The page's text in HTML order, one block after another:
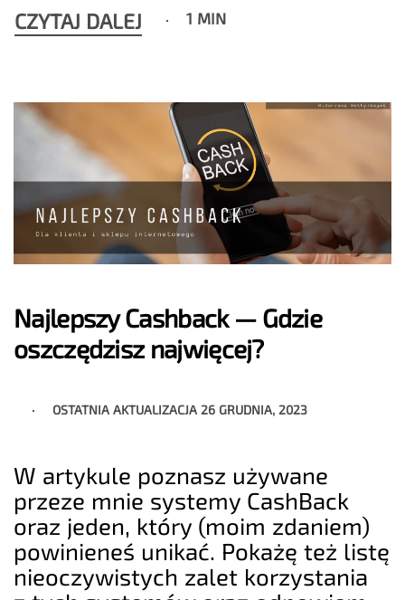
CZYTAJ DALEJ 1 MIN
Najlepszy Cashback — Gdzie
oszczędzisz najwięcej?
OSTATNIA AKTUALIZACJA 26 GRUDNIA, 2023
W artykule poznasz używane
przeze mnie systemy CashBack
oraz jeden, który (moim zdaniem)
powinieneś unikać. Pokażę też listę
nieoczywistych zalet korzystania